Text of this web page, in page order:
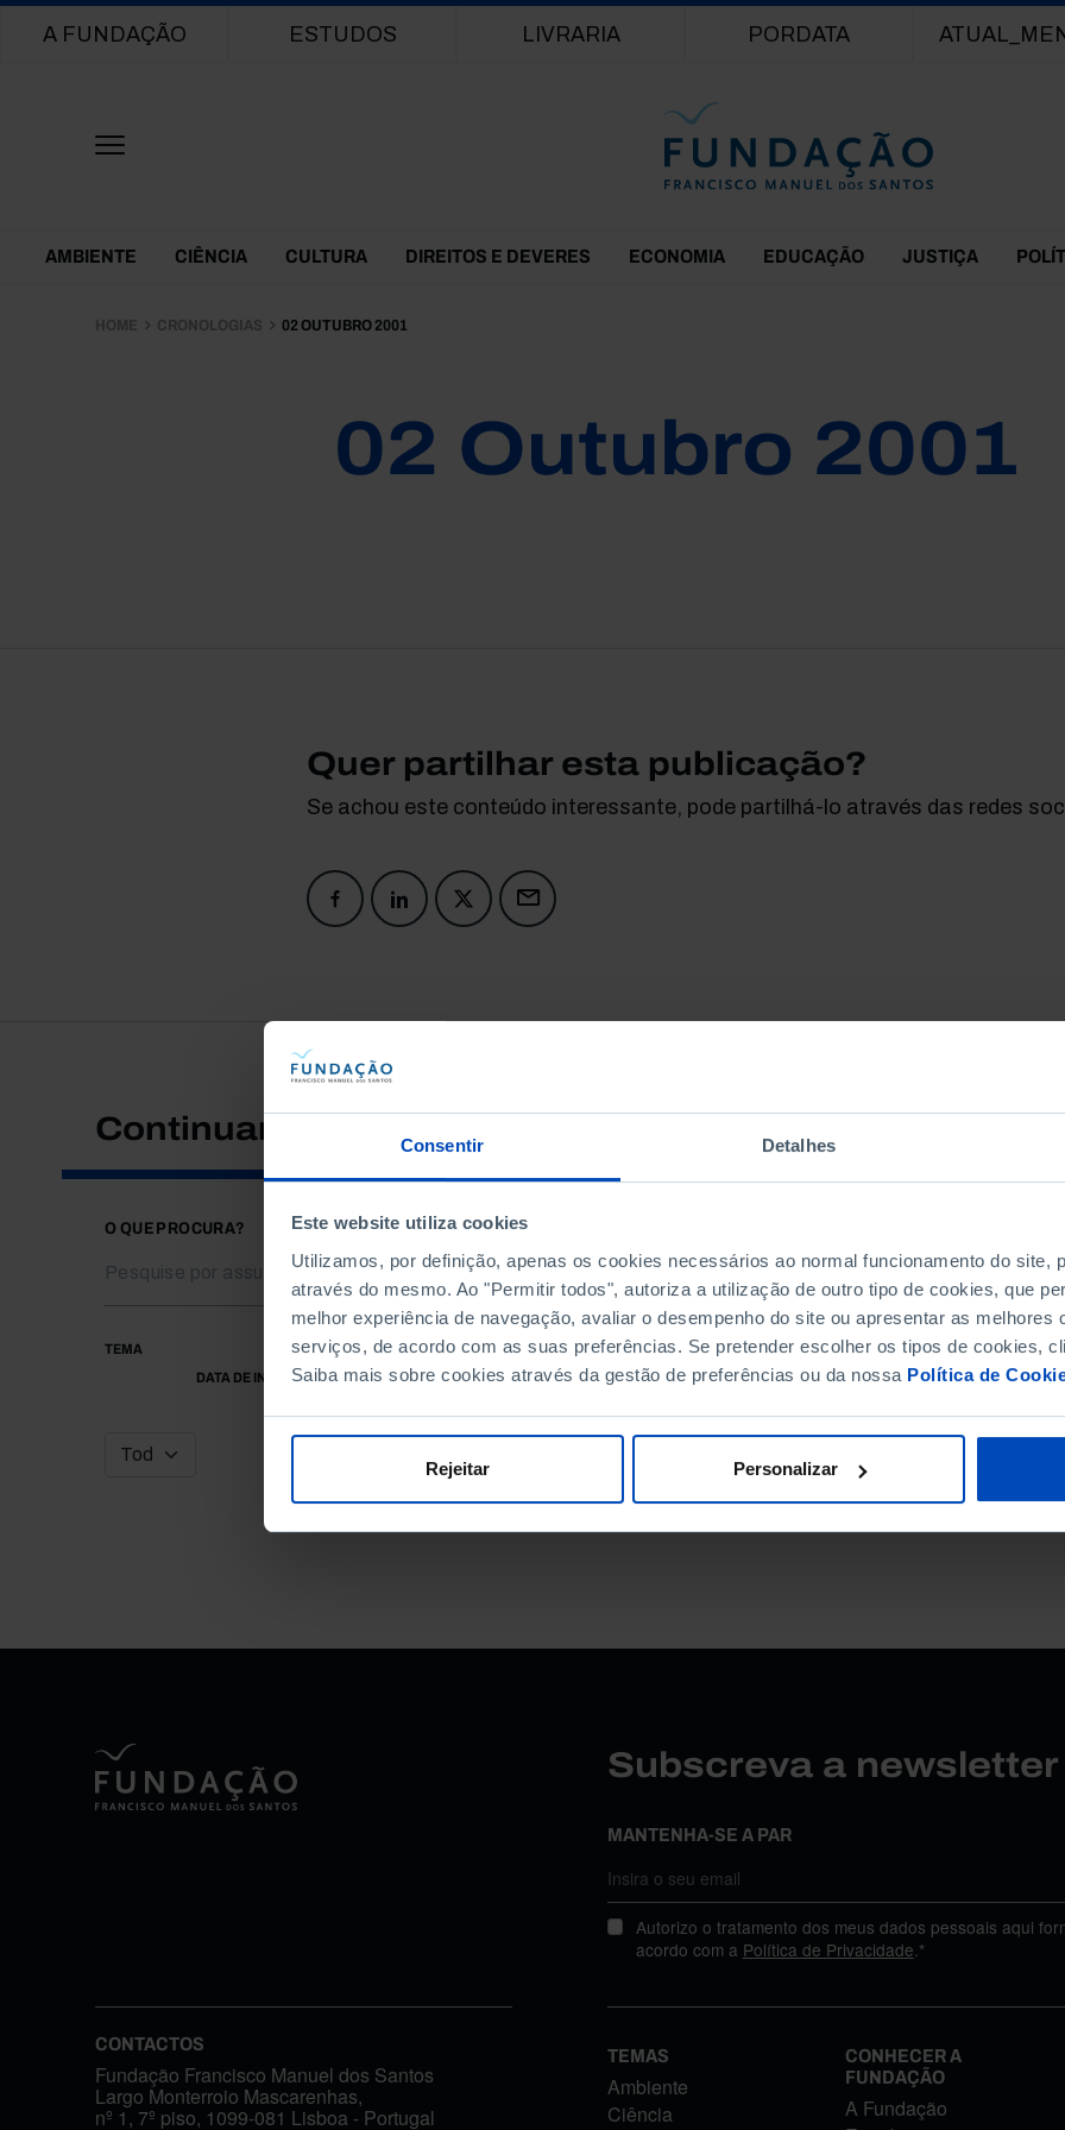
Consentir Detalhes
Este website utiliza cookies
Utilizamos, por definição, apenas os cookies necessários ao normal funcionamento do site,
através do mesmo. Ao "Permitir todos", autoriza a utilização de outro tipo de cookies, que
melhor experiência de navegação, avaliar o desempenho do site ou apresentar as melhores
serviços, de acordo com as suas preferências. Se pretender escolher os tipos de cookies,
Saiba mais sobre cookies através da gestão de preferências ou da nossa Política de
Rejeitar Personalizar
Main navigation
A FUNDAÇÃO ESTUDOS LIVRARIA PORDATA
Themes Menu
AMBIENTE CIÊNCIA CULTURA DIREITOS E DEVERES ECONOMIA EDUCAÇÃO JUSTIÇA
HOME CRONOLOGIAS 02 OUTUBRO 2001
02 Outubro 2001
Quer partilhar esta publicação?
Se achou este conteúdo interessante, pode partilhá-lo através das redes
Continuar a pesquisar
O QUE PROCURA?
TEMA
DATA DE INÍCIO
DATA DE FIM
Subscreva a
MANTENHA-SE A PAR
Autorizo o tratamento dos meus dados pessoais aqui
acordo com a Política de Privacidade.*
CONTACTOS
Fundação Francisco Manuel dos Santos
Largo Monterroio Mascarenhas,
nº 1, 7º piso, 1099-081 Lisboa - Portugal
TEMAS
Ambiente
Ciência
CONHECER A
FUNDAÇÃO
A Fundação